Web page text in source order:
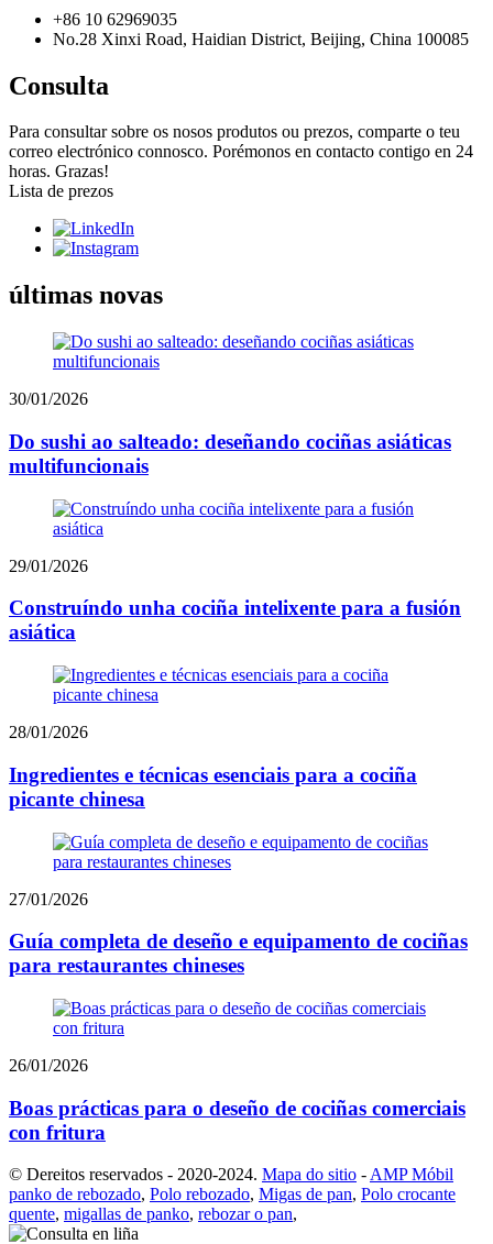
+86 10 62969035
No.28 Xinxi Road, Haidian District, Beijing, China 100085
Consulta
Para consultar sobre os nosos produtos ou prezos, comparte o teu
correo electrónico connosco. Porémonos en contacto contigo en 24
horas. Grazas!
Lista de prezos
últimas novas
30/01/2026
Do sushi ao salteado: deseñando cociñas asiáticas
multifuncionais
29/01/2026
Construíndo unha cociña intelixente para a fusión
asiática
28/01/2026
Ingredientes e técnicas esenciais para a cociña
picante chinesa
27/01/2026
Guía completa de deseño e equipamento de cociñas
para restaurantes chineses
26/01/2026
Boas prácticas para o deseño de cociñas comerciais
con fritura
© Dereitos reservados - 2020-2024. Mapa do sitio -AMP Móbil
panko de rebozado, Polo rebozado, Migas de pan, Polo crocante
quente, migallas de panko, rebozar o pan,